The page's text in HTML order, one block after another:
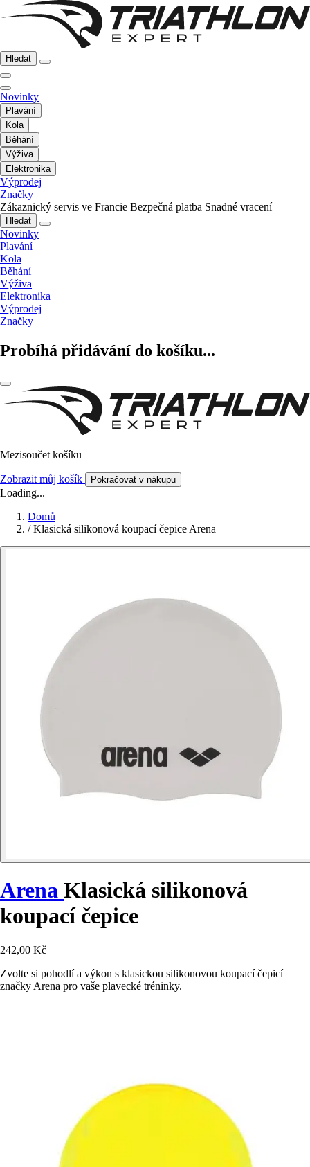
Hledat
Novinky
Plavání
Kola
Běhání
Výživa
Elektronika
Výprodej
Značky
Zákaznický servis ve Francie Bezpečná platba Snadné vracení
Hledat
Novinky
Plavání
Kola
Běhání
Výživa
Elektronika
Výprodej
Značky
Probíhá přidávání do košíku...
Mezisoučet košíku
Zobrazit můj košík Pokračovat v nákupu
Loading...
Domů
/ Klasická silikonová koupací čepice Arena
Arena Klasická silikonová
koupací čepice
242,00 Kč
Zvolte si pohodlí a výkon s klasickou silikonovou koupací čepicí
značky Arena pro vaše plavecké tréninky.